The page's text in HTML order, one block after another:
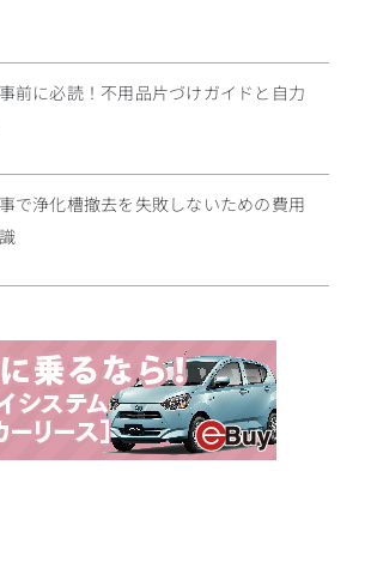
前に必読！不用品片づけガイドと自力
で浄化槽撤去を失敗しないための費用